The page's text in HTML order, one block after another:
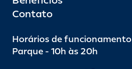
Contato
Horários de funcionamento
Parque - 10h às 20h